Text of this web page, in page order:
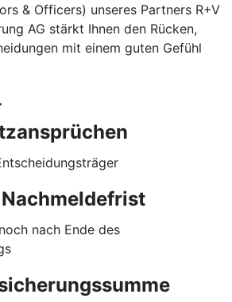
& Officers) unseres Partners R+V
AG stärkt Ihnen den Rücken,
mit einem guten Gefühl
nach Ende des